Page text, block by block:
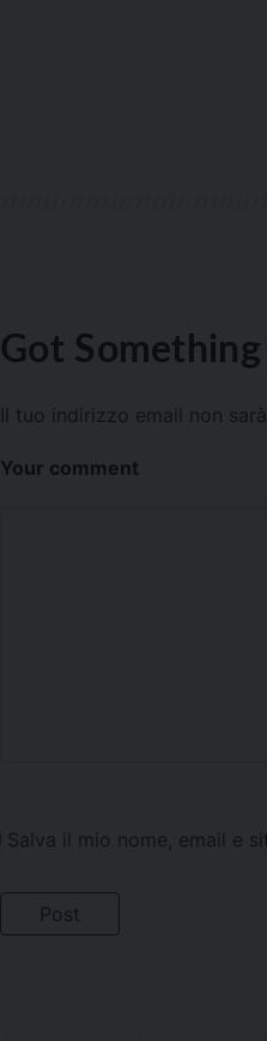
Got Something
Il tuo indirizzo email non
Your comment
Salva il mio nome, email e